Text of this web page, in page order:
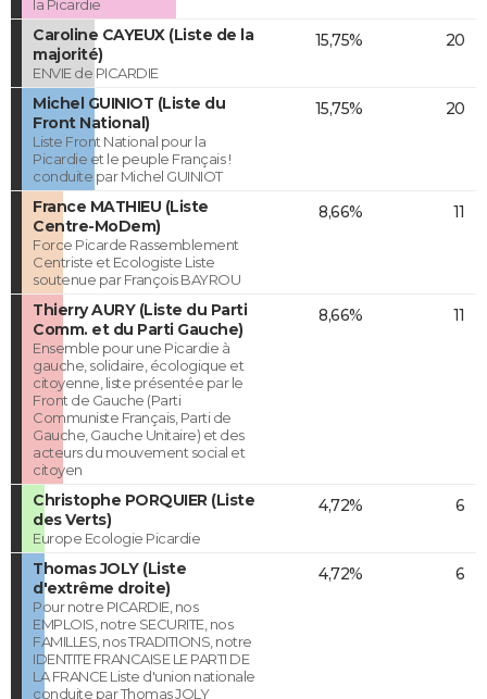
la Picardie
Caroline CAYEUX (Liste de la
majorité)
ENVIE de PICARDIE
15,75% 20
Michel GUINIOT (Liste du
Front National)
Liste Front National pour la
Picardie et le peuple Français !
conduite par Michel GUINIOT
15,75% 20
France MATHIEU (Liste
Centre-MoDem)
Force Picarde Rassemblement
Centriste et Ecologiste Liste
soutenue par François BAYROU
8,66% 11
Thierry AURY (Liste du Parti
Comm. et du Parti Gauche)
Ensemble pour une Picardie à
gauche, solidaire, écologique et
citoyenne, liste présentée par le
Front de Gauche (Parti
Communiste Français, Parti de
Gauche, Gauche Unitaire) et des
acteurs du mouvement social et
citoyen
8,66% 11
Christophe PORQUIER (Liste
des Verts)
Europe Ecologie Picardie
4,72% 6
Thomas JOLY (Liste
d'extrême droite)
Pour notre PICARDIE, nos
EMPLOIS, notre SECURITE, nos
FAMILLES, nos TRADITIONS, notre
IDENTITE FRANCAISE LE PARTI DE
LA FRANCE Liste d'union nationale
conduite par Thomas JOLY
4,72% 6